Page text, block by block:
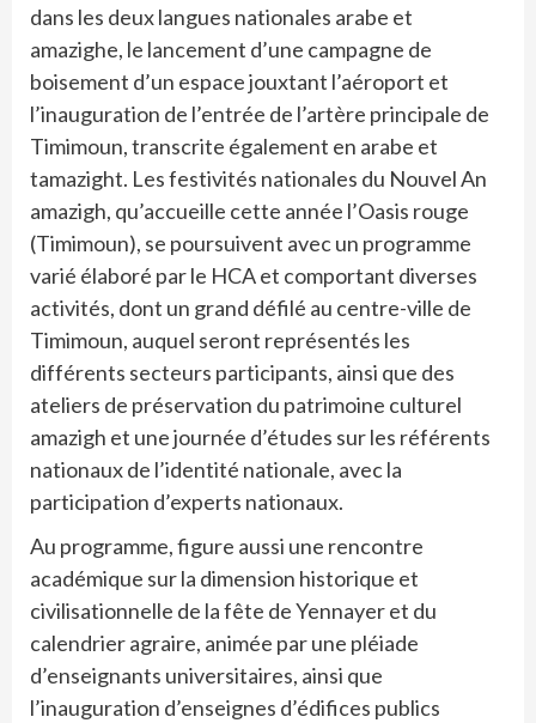
dans les deux langues nationales arabe et
amazighe, le lancement d’une campagne de
boisement d’un espace jouxtant l’aéroport et
l’inauguration de l’entrée de l’artère principale de
Timimoun, transcrite également en arabe et
tamazight. Les festivités nationales du Nouvel An
amazigh, qu’accueille cette année l’Oasis rouge
(Timimoun), se poursuivent avec un programme
varié élaboré par le HCA et comportant diverses
activités, dont un grand défilé au centre-ville de
Timimoun, auquel seront représentés les
différents secteurs participants, ainsi que des
ateliers de préservation du patrimoine culturel
amazigh et une journée d’études sur les référents
nationaux de l’identité nationale, avec la
participation d’experts nationaux.
Au programme, figure aussi une rencontre
académique sur la dimension historique et
civilisationnelle de la fête de Yennayer et du
calendrier agraire, animée par une pléiade
d’enseignants universitaires, ainsi que
l’inauguration d’enseignes d’édifices publics